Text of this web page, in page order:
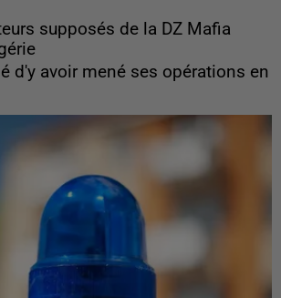
supposés de la DZ Mafia
d'y avoir mené ses opérations en